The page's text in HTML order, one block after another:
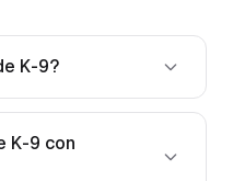
K-9?
K-9 con